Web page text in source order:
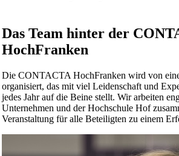
Das Team hinter der
HochFranken
Die CONTACTA HochFranken wird von
organisiert, das mit viel Leidenschaft und
jedes Jahr auf die Beine stellt. Wir arbeiten
Unternehmen und der Hochschule Hof
Veranstaltung für alle Beteiligten zu einem